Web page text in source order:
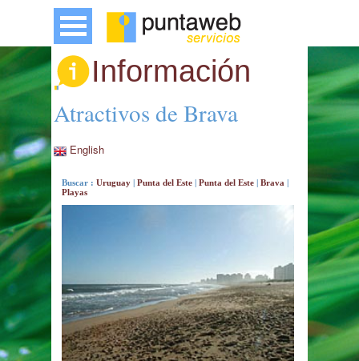
Información
Atractivos de Brava
English
Buscar :Uruguay |Punta del Este |Punta del Este |Brava
Playas